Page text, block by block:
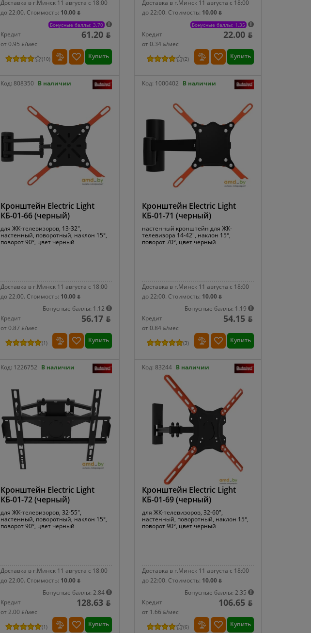
Доставка в г.Минск 11 августа с 18:00
до 22:00. Стоимость: 10.00 ƃ
Бонусные баллы: 3.70
Кредит
от 0.95 ƃ/мec
61.20 ƃ
(10) Купить
Доставка в г.Минск 11 августа с 18:00
до 22:00. Стоимость: 10.00 ƃ
Бонусные баллы: 1.35
Кредит
от 0.34 ƃ/мec
22.00 ƃ
(2) Купить
Код: 808350 В наличии
Кронштейн Electric Light
КБ-01-66 (черный)
для ЖК-телевизоров, 13-32",
настенный, поворотный, наклон 15°,
поворот 90°, цвет черный
Доставка в г.Минск 11 августа с 18:00
до 22:00. Стоимость: 10.00 ƃ
Бонусные баллы: 1.12
Кредит
от 0.87 ƃ/мec
56.17 ƃ
(1) Купить
Код: 1000402 В наличии
Кронштейн Electric Light
КБ-01-71 (черный)
настенный кронштейн для ЖК-
телевизора 14-42", наклон 15°,
поворот 70°, цвет черный
Доставка в г.Минск 11 августа с 18:00
до 22:00. Стоимость: 10.00 ƃ
Бонусные баллы: 1.19
Кредит
от 0.84 ƃ/мec
54.15 ƃ
(3) Купить
Код: 1226752 В наличии
Кронштейн Electric Light
КБ-01-72 (черный)
для ЖК-телевизоров, 32-55",
настенный, поворотный, наклон 15°,
поворот 90°, цвет черный
Доставка в г.Минск 11 августа с 18:00
до 22:00. Стоимость: 10.00 ƃ
Бонусные баллы: 2.84
Кредит
от 2.00 ƃ/мec
128.63 ƃ
(1) Купить
Код:83244 В наличии
Кронштейн Electric Light
КБ-01-69 (черный)
для ЖК-телевизоров, 32-60",
настенный, поворотный, наклон 15°,
поворот 90°, цвет черный
Доставка в г.Минск 11 августа с 18:00
до 22:00. Стоимость: 10.00 ƃ
Бонусные баллы: 2.35
Кредит
от 1.66 ƃ/мec
106.65 ƃ
(6) Купить